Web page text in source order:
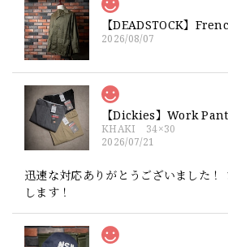
2026/08/07
KHAKI 34×30
2026/07/21
迅速な対応ありがとうございました！
します！